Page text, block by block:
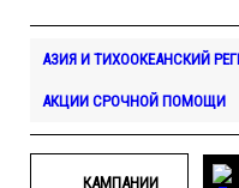
АЗИЯ И ТИХООКЕАНСКИЙ
АКЦИИ СРОЧНОЙ ПОМОЩИ
КАМПАНИИ